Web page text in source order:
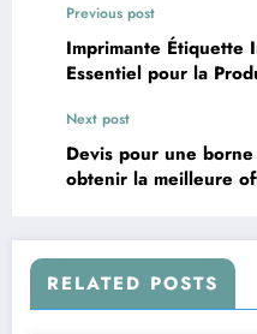
Previous post
Imprimante Étiquette
Essentiel pour la
Next post
Devis pour une
obtenir la meilleure
RELATED POSTS